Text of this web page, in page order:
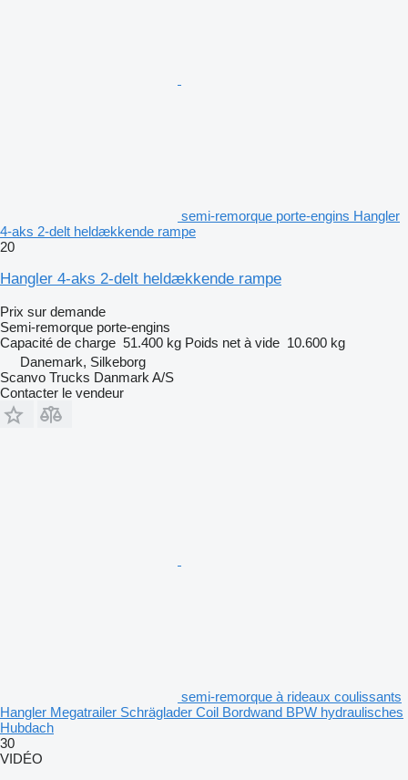
semi-remorque porte-engins Hangler
4-aks 2-delt heldækkende rampe
20
Hangler 4-aks 2-delt heldækkende rampe
Prix sur demande
Semi-remorque porte-engins
Capacité de charge 51.400 kg Poids net à vide 10.600 kg
Danemark, Silkeborg
Scanvo Trucks Danmark A/S
Contacter le vendeur
semi-remorque à rideaux coulissants
Hangler Megatrailer Schräglader Coil Bordwand BPW hydraulisches
Hubdach
30
VIDÉO